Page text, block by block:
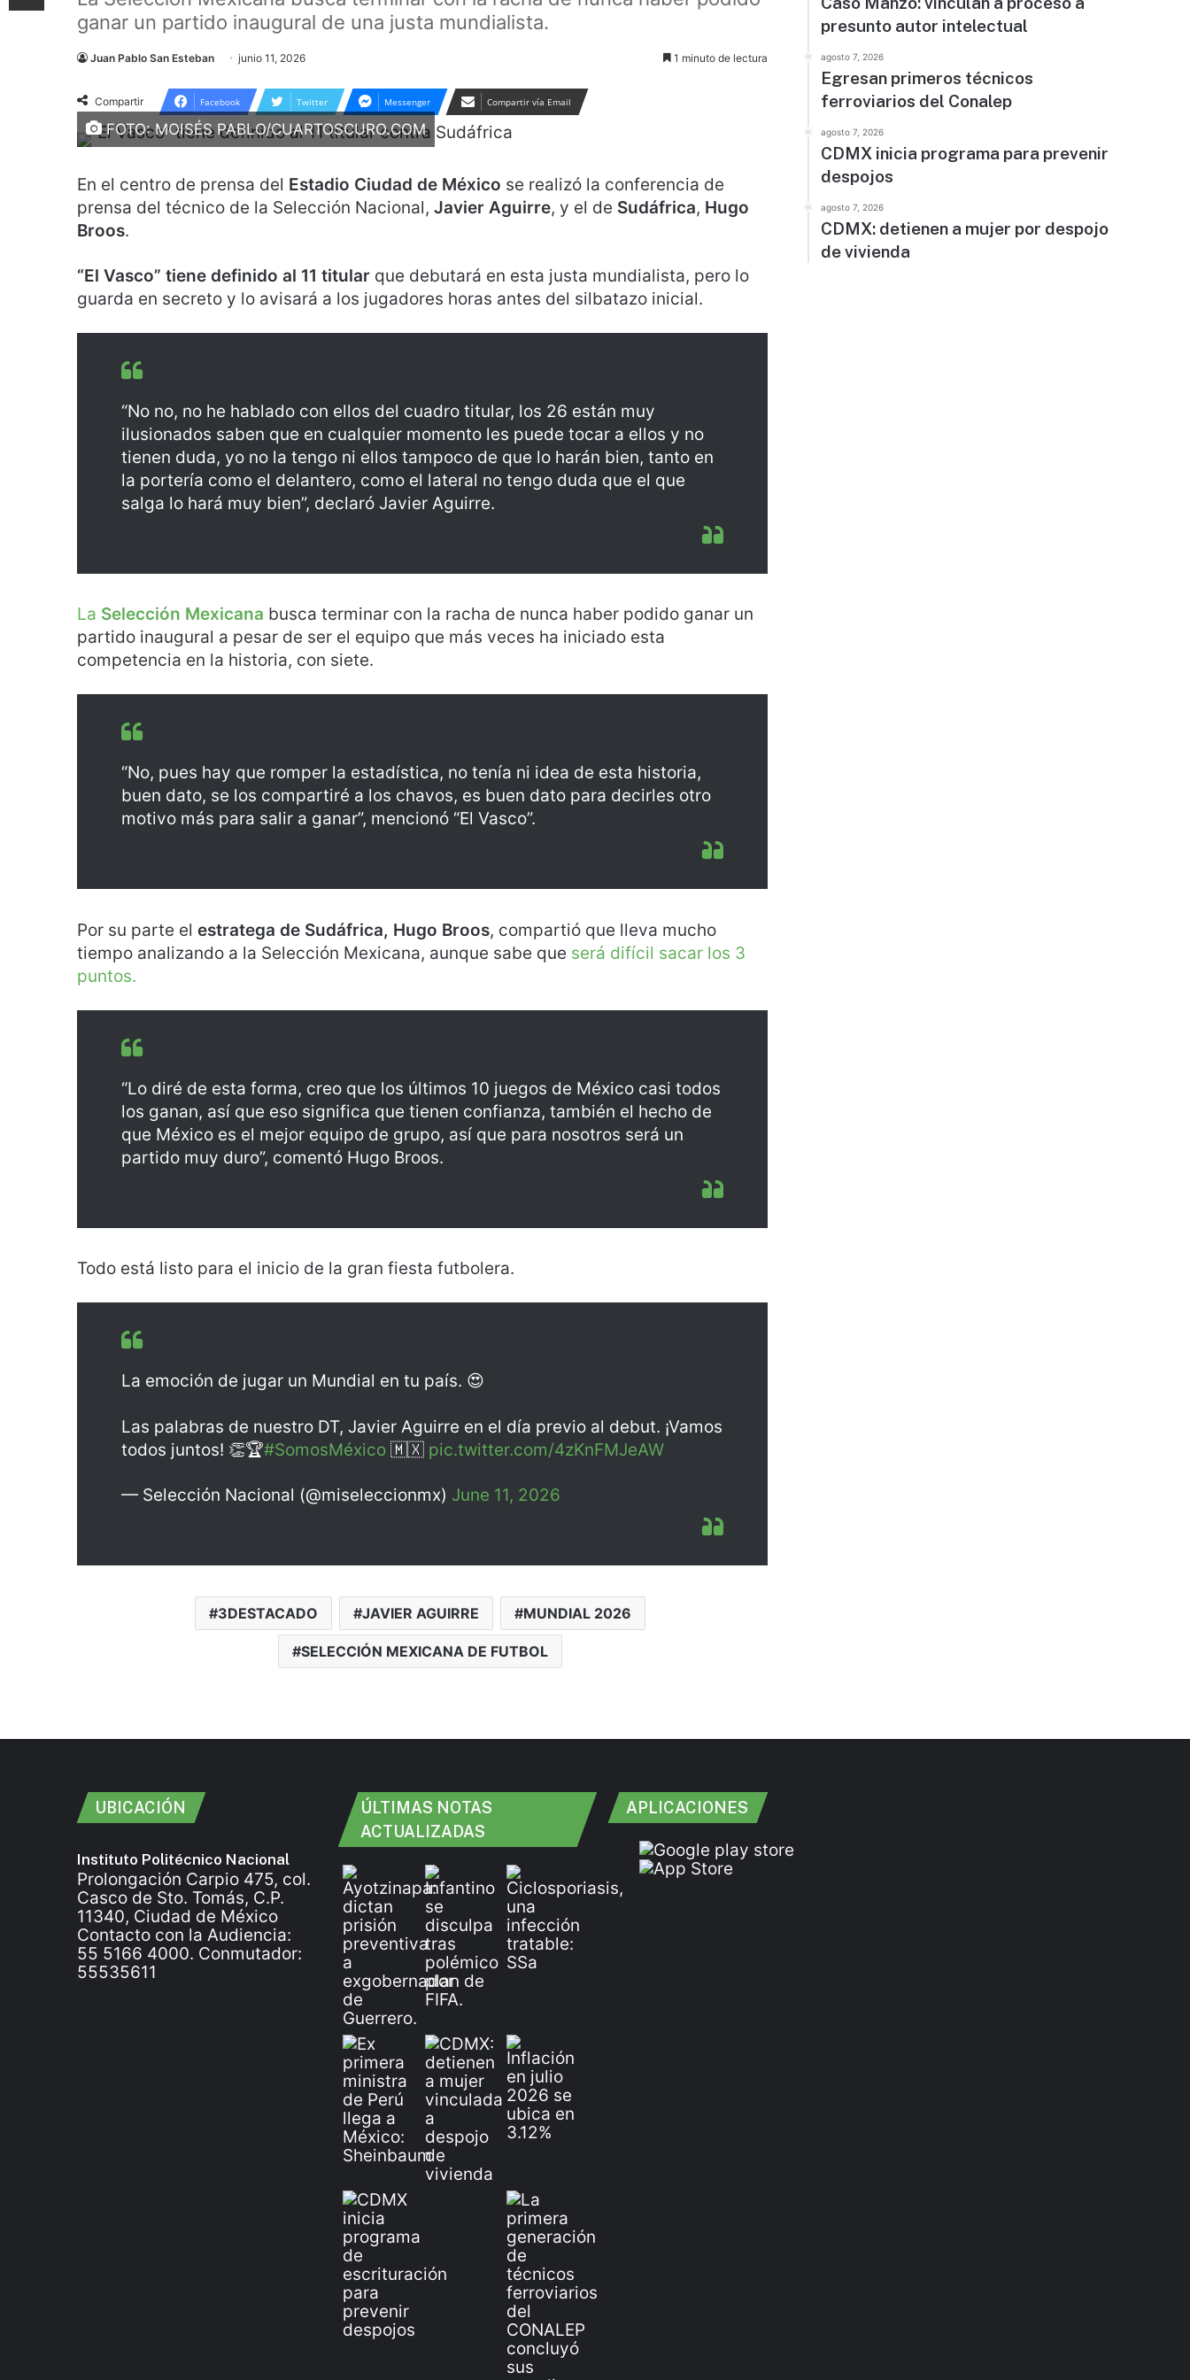
ganar un partido inaugural de una justa mundialista.
Juan Pablo San Esteban junio 11, 2026 1 minuto de lectura
Compartir Facebook Twitter Messenger Compartir vía Email
FOTO: MOISÉS PABLO/CUARTOSCURO.COM
En el centro de prensa del Estadio Ciudad de México se realizó la conferencia de
prensa del técnico de la Selección Nacional, Javier Aguirre, y el de Sudáfrica, Hugo
Broos.
“El Vasco” tiene definido al 11 titular que debutará en esta justa mundialista, pero lo
guarda en secreto y lo avisará a los jugadores horas antes del silbatazo inicial.
“No no, no he hablado con ellos del cuadro titular, los 26 están muy
ilusionados saben que en cualquier momento les puede tocar a ellos y no
tienen duda, yo no la tengo ni ellos tampoco de que lo harán bien, tanto en
la portería como el delantero, como el lateral no tengo duda que el que
salga lo hará muy bien”, declaró Javier Aguirre.
La Selección Mexicana busca terminar con la racha de nunca haber podido ganar un
partido inaugural a pesar de ser el equipo que más veces ha iniciado esta
competencia en la historia, con siete.
“No, pues hay que romper la estadística, no tenía ni idea de esta historia,
buen dato, se los compartiré a los chavos, es buen dato para decirles otro
motivo más para salir a ganar”, mencionó “El Vasco”.
Por su parte el estratega de Sudáfrica, Hugo Broos, compartió que lleva mucho
tiempo analizando a la Selección Mexicana, aunque sabe que será difícil sacar los 3
puntos.
“Lo diré de esta forma, creo que los últimos 10 juegos de México casi todos
los ganan, así que eso significa que tienen confianza, también el hecho de
que México es el mejor equipo de grupo, así que para nosotros será un
partido muy duro”, comentó Hugo Broos.
Todo está listo para el inicio de la gran fiesta futbolera.
La emoción de jugar un Mundial en tu país. 😍
Las palabras de nuestro DT, Javier Aguirre en el día previo al debut. ¡Vamos
todos juntos! 👏🏆#SomosMéxico 🇲🇽 pic.twitter.com/4zKnFMJeAW
— Selección Nacional (@miseleccionmx) June 11, 2026
3DESTACADO JAVIER AGUIRRE MUNDIAL 2026
SELECCIÓN MEXICANA DE FUTBOL
presunto autor intelectual
agosto 7, 2026
Egresan primeros técnicos
ferroviarios del Conalep
agosto 7, 2026
CDMX inicia programa para prevenir
despojos
agosto 7, 2026
CDMX: detienen a mujer por despojo
de vivienda
UBICACIÓN
Instituto Politécnico Nacional
Prolongación Carpio 475, col.
Casco de Sto. Tomás, C.P.
11340, Ciudad de México
Contacto con la Audiencia:
55 5166 4000. Conmutador:
55535611
ÚLTIMAS NOTAS
ACTUALIZADAS
APLICACIONES